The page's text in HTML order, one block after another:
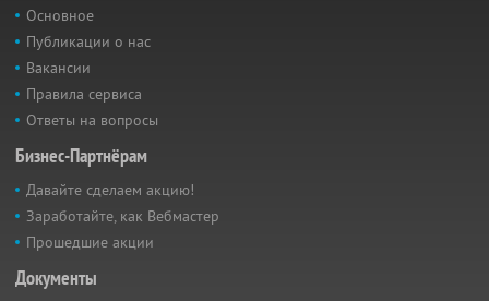
Основное
Публикации о нас
Вакансии
Правила сервиса
Ответы на вопросы
Бизнес-Партнёрам
Давайте сделаем акцию!
Заработайте, как Вебмастер
Прошедшие акции
Документы